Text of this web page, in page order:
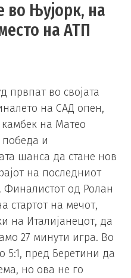
Њујорк, на
на АТП
првпат во својата
на САД опен,
на Матео
победа и
шанса да стане нов
на последниот
Финалистот од Ролан
стартот на мечот,
на Италијанецот, да
27 минути игра. Во
5:1, пред Беретини да
но ова не го